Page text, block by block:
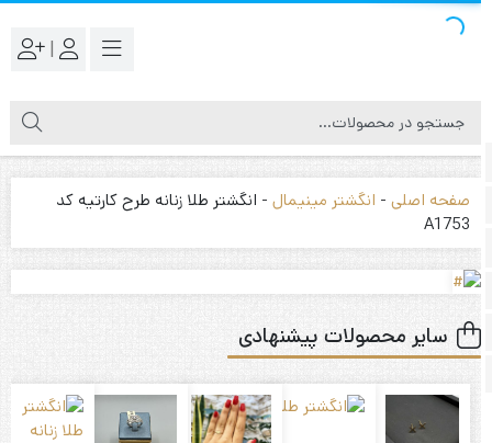
|
صفحه اصلی- انگشتر مینیمال- انگشتر طلا زنانه طرح کارتیه کد
A1753
سایر محصولات پیشنهادی